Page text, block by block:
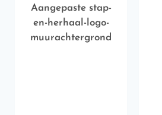
Aangepaste stap-
en-herhaal-logo-
muurachtergrond